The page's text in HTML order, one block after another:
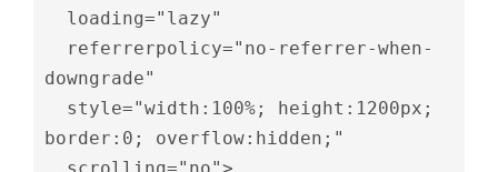
downgrade"
border:0; overflow:hidden;"